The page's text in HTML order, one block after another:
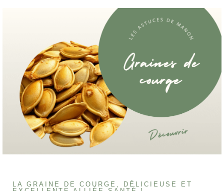
LA GRAINE DE COURGE, DÉLICIEUSE ET